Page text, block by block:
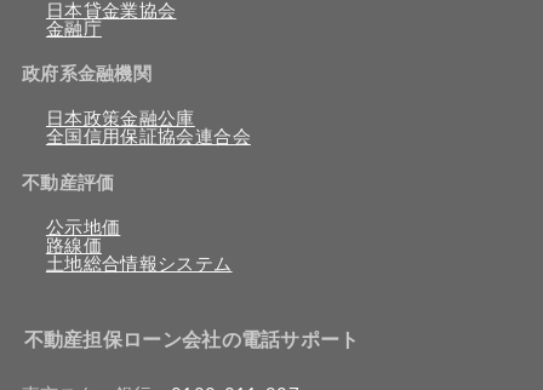
日本貸金業協会
金融庁
政府系金融機関
日本政策金融公庫
全国信用保証協会連合会
不動産評価
公示地価
路線価
土地総合情報システム
不動産担保ローン会社の電話サポート